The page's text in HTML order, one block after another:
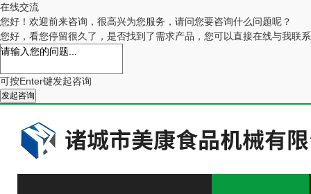
在线交流
您好！欢迎前来咨询，很高兴为您服务，请问您要咨询什么问题呢？
您好，看您停留很久了，是否找到了需求产品，您可以直接在线与我联
可按Enter键发起咨询
发起咨询